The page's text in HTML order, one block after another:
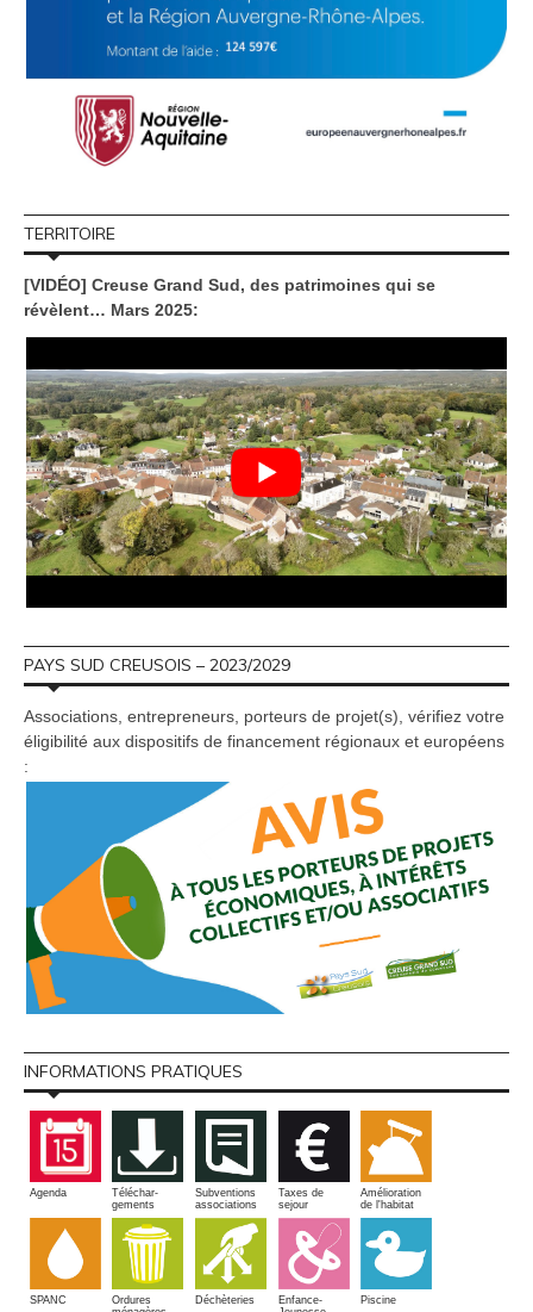
TERRITOIRE
[VIDÉO] Creuse Grand Sud, des patrimoines qui se
révèlent… Mars 2025:
PAYS SUD CREUSOIS – 2023/2029
Associations, entrepreneurs, porteurs de projet(s), vérifiez votre
éligibilité aux dispositifs de financement régionaux et européens
:
INFORMATIONS PRATIQUES
Agenda
Téléchar-
gements
Subventions
associations
Taxes de
sejour
Amélioration
de l'habitat
SPANC
Ordures
Déchèteries
Enfance-
Piscine